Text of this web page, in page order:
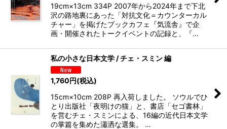
19cm×13cm 334P 2007年から2024年まで下北
沢の路地裏にあった「対抗文化＝カウンターカル
チャー」を掲げたブックカフェ『気流舎』で企
画・開催されたトークイベントの記録と、『…
私の小さな日本文学 / チェ・スミン 編
1,760円(税込)
15cm×10cm 208P 再入荷しました。 ソウルでひ
とり出版社「夜明けの猫」と、書店「セゴ書林」
を営むチェ・スミンによる、16編の近代日本文学
の掌篇を集めた瀟洒な選集。 …